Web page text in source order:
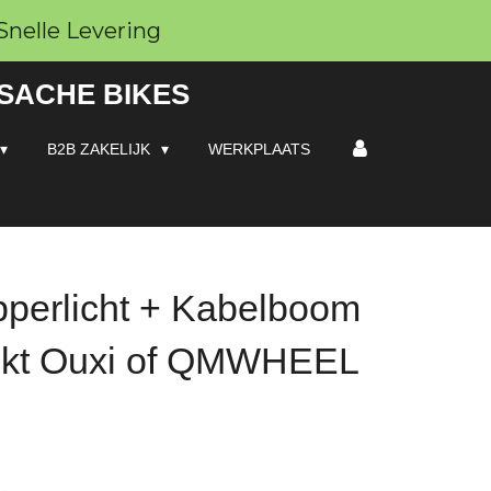
Levering
BIKES
B2B ZAKELIJK WERKPLAATS
+ Kabelboom
Ouxi of QMWHEEL